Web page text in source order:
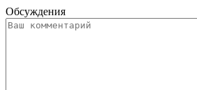
Обсуждения